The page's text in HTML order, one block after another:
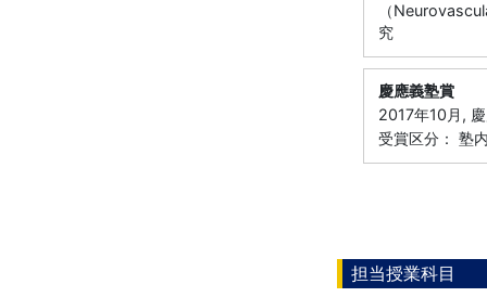
（
究
慶應義塾賞
2017年10月,
受賞区分： 塾
担当授業科目